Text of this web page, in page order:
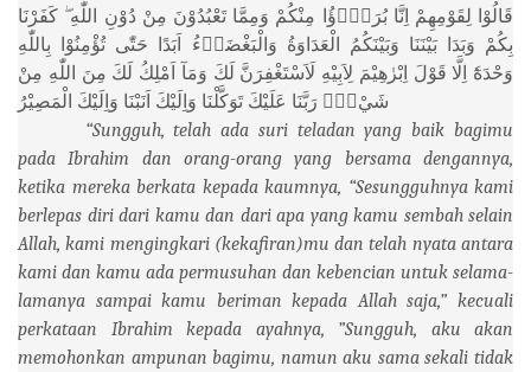
قَالُوْا لِقَوْمِهِمْ اِنَّا بُرَءٰۤؤُا مِنْكُمْ وَمِمَّا تَعْبُدُوْنَ مِنْ دُوْنِ اللّٰهِ كَفَرْنَا
بِكُمْ وَبَدَا بَيْنَنَا وَبَيْنَكُمُ الْعَدَاوَةُ وَالْبَغْضَاۤءُ اَبَدًا حَتّٰى تُؤْمِنُوْا بِاللّٰهِ
وَحْدَهٗٓ اِلَّا قَوْلَ اِبْرٰهِيْمَ لِاَبِيْهِ لَاَسْتَغْفِرَنَّ لَكَ وَمَآ اَمْلِكُ لَكَ مِنَ اللّٰهِ مِنْ
شَيْءٍۗ رَبَّنَا عَلَيْكَ تَوَكَّلْنَا وَاِلَيْكَ اَنَبْنَا وَاِلَيْكَ الْمَصِيْرُ
“Sungguh, telah ada suri teladan yang baik bagimu
pada Ibrahim dan orang-orang yang bersama dengannya,
ketika mereka berkata kepada kaumnya, “Sesungguhnya kami
berlepas diri dari kamu dan dari apa yang kamu sembah selain
Allah, kami mengingkari (kekafiran)mu dan telah nyata antara
kami dan kamu ada permusuhan dan kebencian untuk selama-
lamanya sampai kamu beriman kepada Allah saja,” kecuali
perkataan Ibrahim kepada ayahnya, ”Sungguh, aku akan
memohonkan ampunan bagimu, namun aku sama sekali tidak